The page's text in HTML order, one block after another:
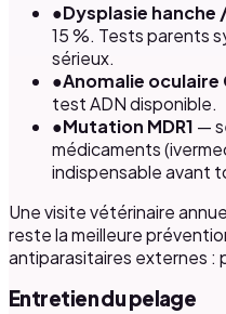
●Dysplasie hanche
15 %. Tests parents
sérieux.
●Anomalie oculaire
test ADN disponible.
●Mutation MDR1 —
médicaments
indispensable avant
Une visite vétérinaire
reste la meilleure
antiparasitaires externes :
Entretien du pelage